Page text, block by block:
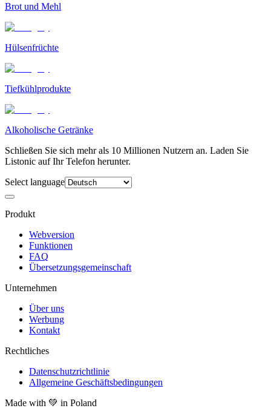
Brot und Mehl
Hülsenfrüchte
Tiefkühlprodukte
Alkoholische Getränke
Schließen Sie sich mehr als 10 Millionen Nutzern an. Laden Sie
Listonic auf Ihr Telefon herunter.
Select language
Produkt
Webversion
Funktionen
FAQ
Übersetzungsgemeinschaft
Unternehmen
Über uns
Werbung
Kontakt
Rechtliches
Datenschutzrichtlinie
Allgemeine Geschäftsbedingungen
Made with 💚 in Poland